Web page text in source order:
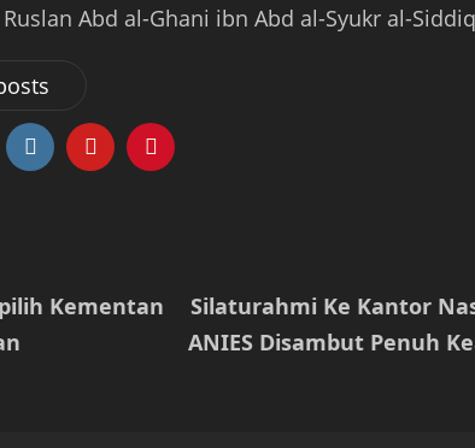
Abd al-Ghani ibn Abd al-Syukr al-Siddiq
Kementan
Silaturahmi Ke Kantor
ANIES Disambut Penuh